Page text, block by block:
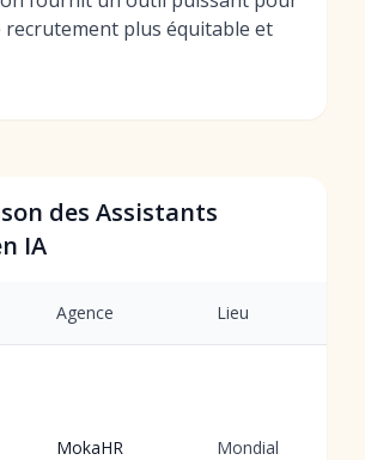
recrutement plus équitable et
des Assistants
IA
Agence Lieu
MokaHR Mondial